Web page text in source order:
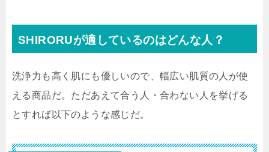
SHIRORUが適しているのはどんな人？
洗浄力も高く肌にも優しいので、幅広い肌質の人が使
える商品だ。ただあえて合う人・合わない人を挙げる
とすれば以下のような感じだ。